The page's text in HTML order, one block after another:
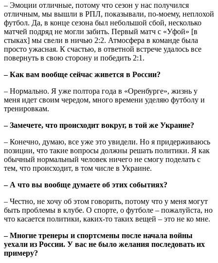
– Эмоции отличные, потому что сезон у нас получился
отличным, мы вышли в РПЛ, показывали, по-моему, неплохой
футбол. Да, в конце сезона был небольшой сбой, несколько
матчей подряд не могли забить. Первый матч с «Уфой» [в
стыках] мы свели в ничью 2:2. Атмосфера в команде была
просто ужасная. К счастью, в ответной встрече удалось все
повернуть в свою сторону и победить 2:1.
– Как вам вообще сейчас живется в России?
– Нормально. Я уже полтора года в «Оренбурге», жизнь у
меня идет своим чередом, много времени уделяю футболу и
тренировкам.
– Замечете, что происходит вокруг, в той же Украине?
– Конечно, думаю, все уже это увидели. Но я придерживаюсь
позиции, что такие вопросы должны решать политики. Я как
обычный нормальный человек ничего не смогу поделать с
тем, что происходит, в том числе в Украине.
– А что вы вообще думаете об этих событиях?
– Честно, не хочу об этом говорить, потому что у меня могут
быть проблемы в клубе. О спорте, о футболе – пожалуйста, но
что касается политики, каких-то таких вещей – это не ко мне.
– Многие тренеры и спортсмены после начала войны
уехали из России. У вас не было желания последовать их
примеру?